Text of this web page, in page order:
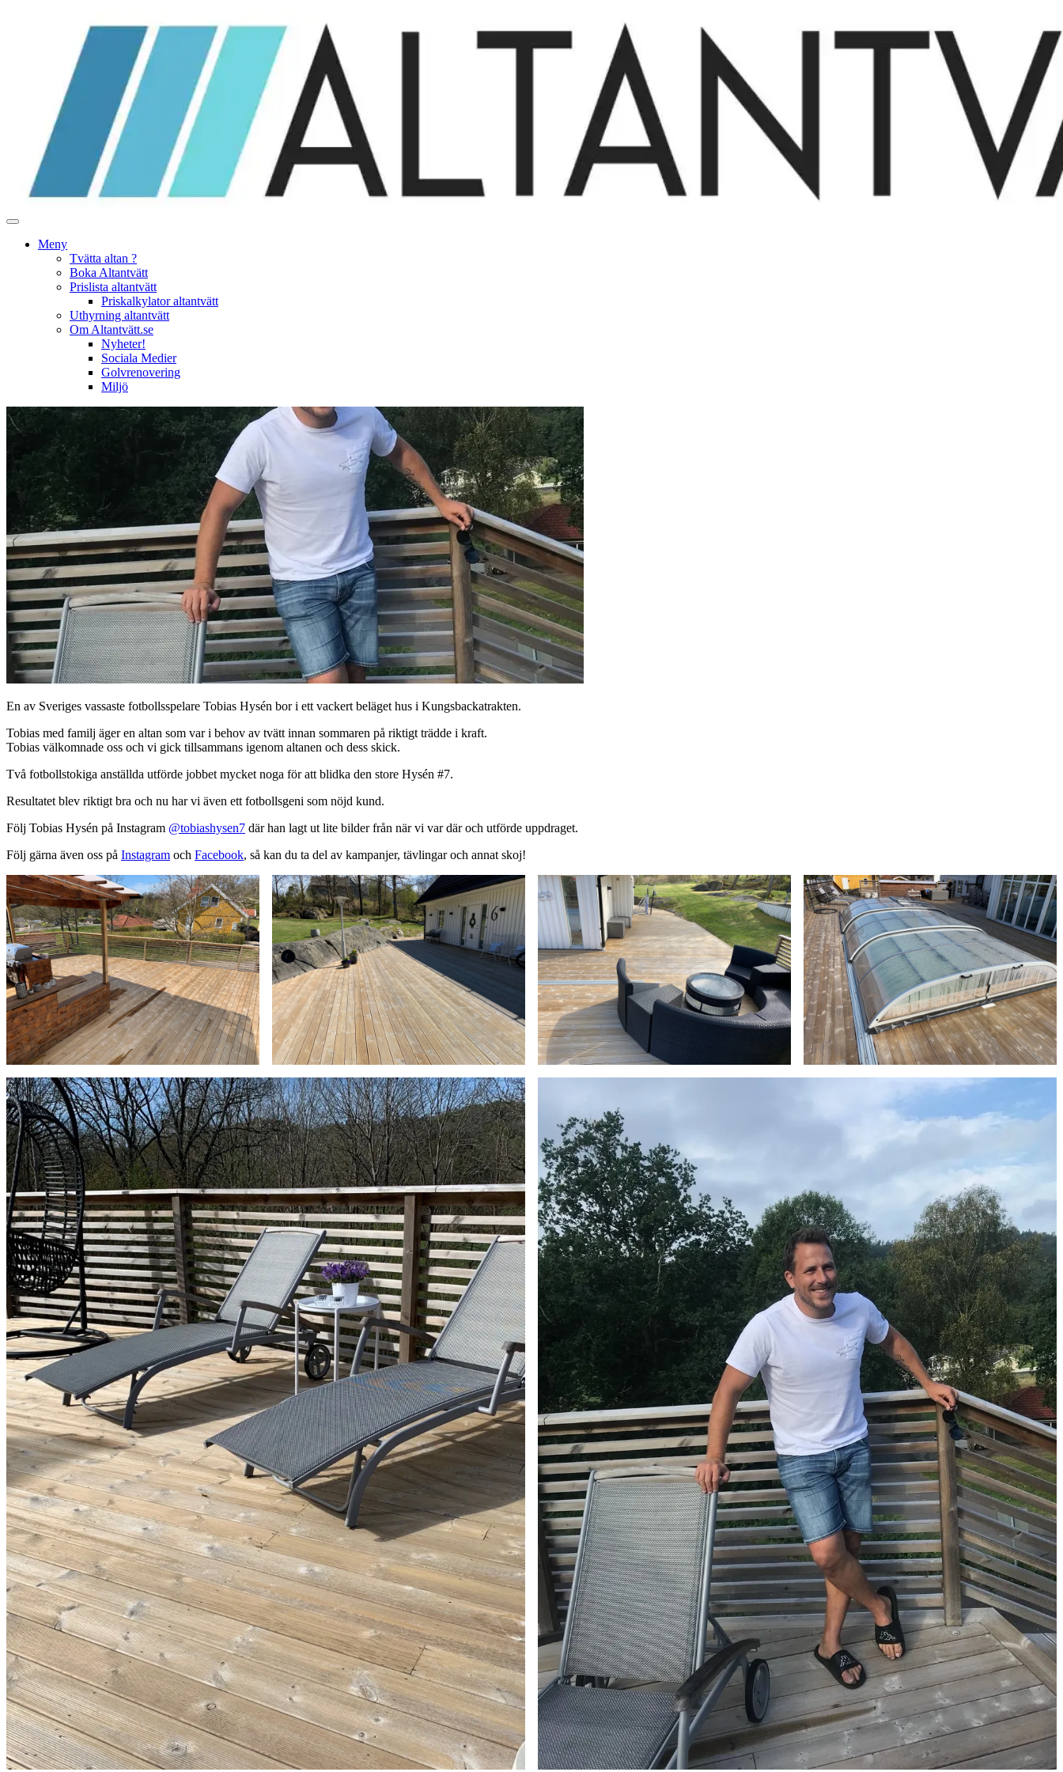
Meny
Tvätta altan ?
Boka Altantvätt
Prislista altantvätt
Priskalkylator altantvätt
Uthyrning altantvätt
Om Altantvätt.se
Nyheter!
Sociala Medier
Golvrenovering
Miljö
En av Sveriges vassaste fotbollsspelare Tobias Hysén bor i ett vackert beläget hus i Kungsbackatrakten.
Tobias med familj äger en altan som var i behov av tvätt innan sommaren på riktigt trädde i kraft.
Tobias välkomnade oss och vi gick tillsammans igenom altanen och dess skick.
Två fotbollstokiga anställda utförde jobbet mycket noga för att blidka den store Hysén #7.
Resultatet blev riktigt bra och nu har vi även ett fotbollsgeni som nöjd kund.
Följ Tobias Hysén på Instagram @tobiashysen7 där han lagt ut lite bilder från när vi var där och utförde uppdraget.
Följ gärna även oss på Instagram och Facebook, så kan du ta del av kampanjer, tävlingar och annat skoj!